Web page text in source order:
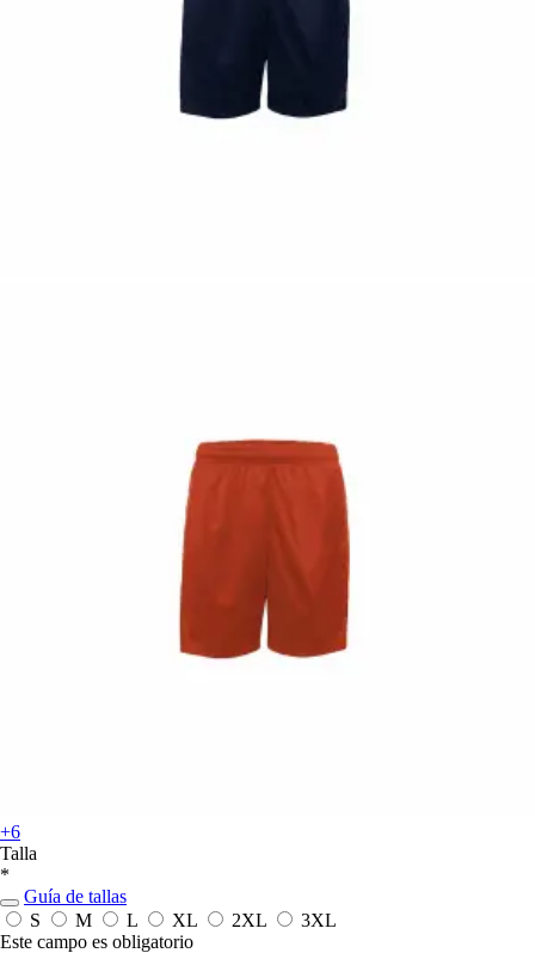
+6
Talla
*
Guía de tallas
S
M L XL 2XL
3XL
Este campo es obligatorio